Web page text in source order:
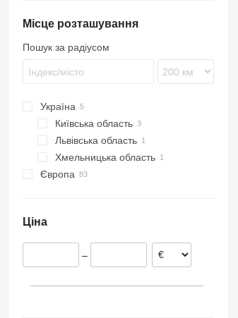
TKS
SGF
SKO
SPR
Місце розташування
Пошук за радіусом
Україна
Київська область
Київ
Львівська область
Львів
Хмельницька область
Хмельницький
Європа
Нідерланди
Австрія
Ціна
–